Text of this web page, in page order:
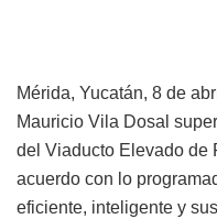
Mérida, Yucatán, 8 de
Mauricio Vila Dosal
del Viaducto Elevado de
acuerdo con lo
eficiente, inteligente y